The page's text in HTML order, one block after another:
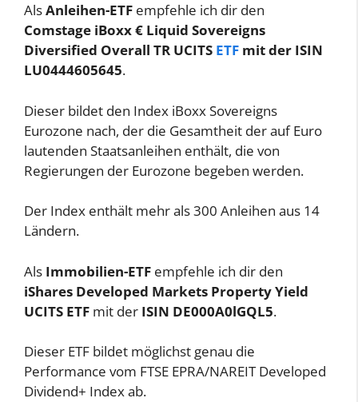
AlsAnleihen-ETF empfehle ich dir den
Comstage iBoxx € Liquid Sovereigns
Diversified Overall TR UCITS ETF mit der ISIN
LU0444605645.
Dieser bildet den Index iBoxx Sovereigns
Eurozone nach, der die Gesamtheit der auf Euro
lautenden Staatsanleihen enthält, die von
Regierungen der Eurozone begeben werden.
Der Index enthält mehr als 300 Anleihen aus 14
Ländern.
Als Immobilien-ETF empfehle ich dir den
iShares Developed Markets Property Yield
UCITS ETF mit der ISIN DE000A0lGQL5.
Dieser ETF bildet möglichst genau die
Performance vom FTSE EPRA/NAREIT Developed
Dividend+ Index ab.